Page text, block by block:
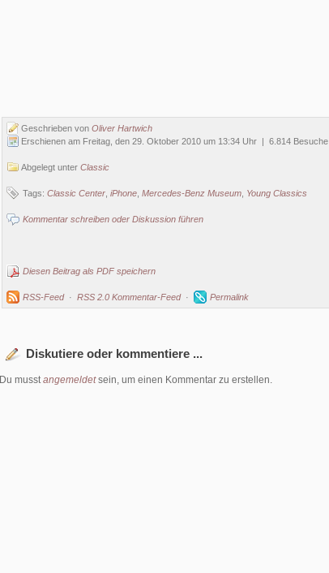
Geschrieben von Oliver Hartwich
Erschienen am Freitag, den 29. Oktober 2010 um 13:34 Uhr | 6.814 Besuche
Abgelegt unter Classic
Tags: Classic Center iPhone Mercedes-Benz Museum Young Classics
Kommentar schreiben oder Diskussion führen
Diesen Beitrag als PDF speichern
RSS-Feed· RSS 2.0 Kommentar-Feed· Permalink
Diskutiere oder kommentiere ...
Du musstangemeldetsein, um einen Kommentar zu erstellen.